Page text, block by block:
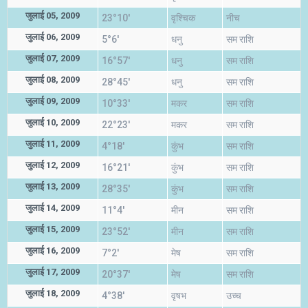
जुलाई 05, 2009 23°10' वृश्चिक नीच
जुलाई 06, 2009 5°6' धनु सम राशि
जुलाई 07, 2009 16°57' धनु सम राशि
जुलाई 08, 2009 28°45' धनु सम राशि
जुलाई 09, 2009 10°33' मकर सम राशि
जुलाई 10, 2009 22°23' मकर सम राशि
जुलाई 11, 2009 4°18' कुंभ सम राशि
जुलाई 12, 2009 16°21' कुंभ सम राशि
जुलाई 13, 2009 28°35' कुंभ सम राशि
जुलाई 14, 2009 11°4' मीन सम राशि
जुलाई 15, 2009 23°52' मीन सम राशि
जुलाई 16, 2009 7°2' मेष सम राशि
जुलाई 17, 2009 20°37' मेष सम राशि
जुलाई 18, 2009 4°38' वृषभ उच्च